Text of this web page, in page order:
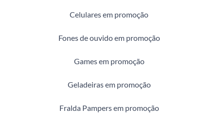
Celulares em promoção
Fones de ouvido em promoção
Games em promoção
Geladeiras em promoção
Fralda Pampers em promoção